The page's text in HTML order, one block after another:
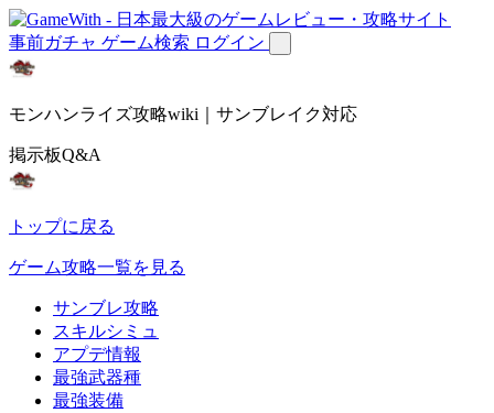
事前ガチャ ゲーム検索 ログイン
モンハンライズ攻略wiki｜サンブレイク対応
掲示板Q&A
トップに戻る
ゲーム攻略一覧を見る
サンブレ攻略
スキルシミュ
アプデ情報
最強武器種
最強装備